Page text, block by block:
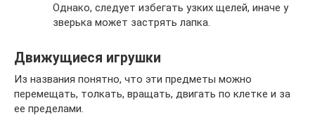
Однако, следует избегать узких щелей, иначе у
зверька может застрять лапка.
Движущиеся игрушки
Из названия понятно, что эти предметы можно
перемещать, толкать, вращать, двигать по клетке и за
ее пределами.